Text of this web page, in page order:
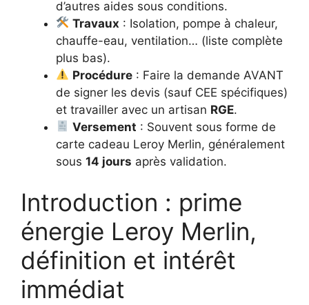
d’autres aides sous conditions.
Travaux : Isolation, pompe à chaleur,
chauffe-eau, ventilation… (liste complète
plus bas).
Procédure : Faire la demande AVANT
de signer les devis (sauf CEE spécifiques)
et travailler avec un artisan RGE.
Versement : Souvent sous forme de
carte cadeau Leroy Merlin, généralement
sous 14 jours après validation.
Introduction : prime
énergie Leroy Merlin,
définition et intérêt
immédiat